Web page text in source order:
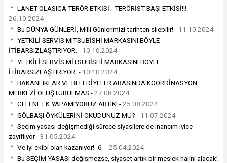
LANET OLASICA TERÖR ETKİSİ - TERÖRİST BAŞI ETKİSİ!!! -
26.10.2024
Bu DÜNYA GÜNLERİ, Milli Günlerimizi tarihten silebilir! - 11.10.2024
YETKİLİ SERVİS MITSUBİSHİ MARKASINI BÖYLE
İTİBARSIZLAŞTIRIYOR. - 10.10.2024
YETKİLİ SERVİS MİTSUBİSHİ MARKASINI BÖYLE
İTİBARSIZLAŞTIRIYOR. - 10.10.2024
BAKANLIKLAR VE BELEDİYELER ARASINDA KOORDİNASYON
MERKEZİ OLUŞTURULMAS -27.08.2024
GELENE EK YAPAMIYORUZ ARTIK! -25.08.2024
GÖLBAŞI ÖYKÜLERİNİ OKUDUNUZ MU? - 11.07.2024
Seçim yasası değişmediği sürece siyasilere de inancım iyice
zayıflıyor -31.05.2024
Ve iyi ekibi olan kazanıyor! -6- -25.04.2024
Bu SEÇİM YASASI değişmezse, siyaset artık bir meslek halini alacak!